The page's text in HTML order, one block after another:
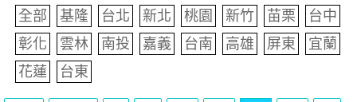
全部 基隆 台北 新北 桃園 新竹 苗栗
台中
彰化
雲林 南投 嘉義 台南 高雄 屏東
宜蘭
花蓮
台東